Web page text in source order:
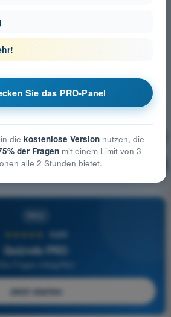
über UAS Ausbildung!
Erläuterung der Frage
4,6/5
Quizvds PRO
Alle Fragen inbegriffen
Jetzt starten
Sie das PRO-Panel
die kostenlose Versionnutzen, die
der Fragenmit einem Limit von 3
alle 2 Stunden bietet.